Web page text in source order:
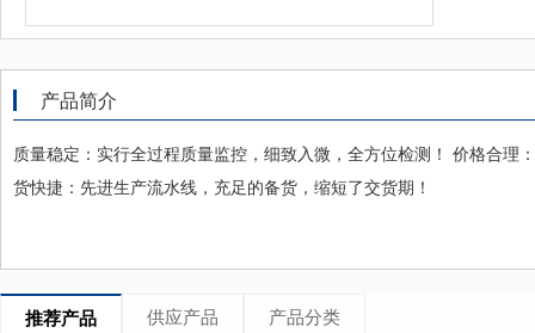
产品简介
质量稳定：实行全过程质量监控，细致入微，全方位检测！ 价格合理
货快捷：先进生产流水线，充足的备货，缩短了交货期！
推荐产品 供应产品 产品分类